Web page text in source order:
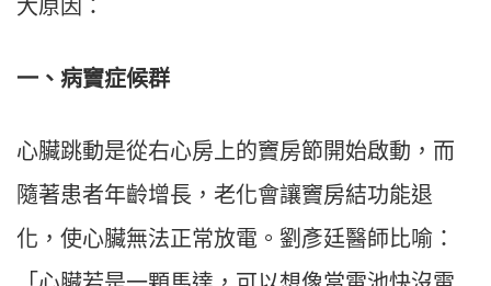
大原因：
一、病竇症候群
心臟跳動是從右心房上的竇房節開始啟動，而
隨著患者年齡增長，老化會讓竇房結功能退
化，使心臟無法正常放電。劉彥廷醫師比喻：